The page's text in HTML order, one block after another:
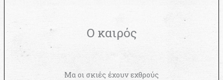
Ο καιρός
Μα οι σκιές έχουν εχθρούς